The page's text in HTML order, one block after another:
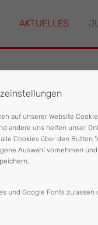
Der
AKTUELLES
auf die Fahrbahn
auf unserer Website
andere uns helfen unser
Cookies über den Button
Auswahl vornehmen
und Google Fonts zulassen